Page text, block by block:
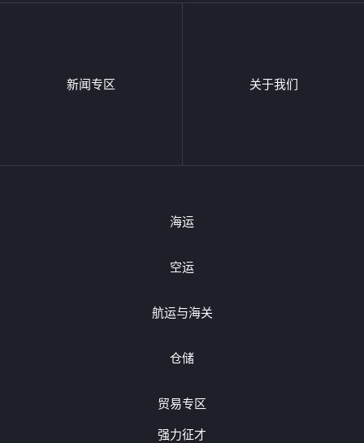
新闻专区 关于我们
海运
空运
航运与海关
仓储
贸易专区
强力征才